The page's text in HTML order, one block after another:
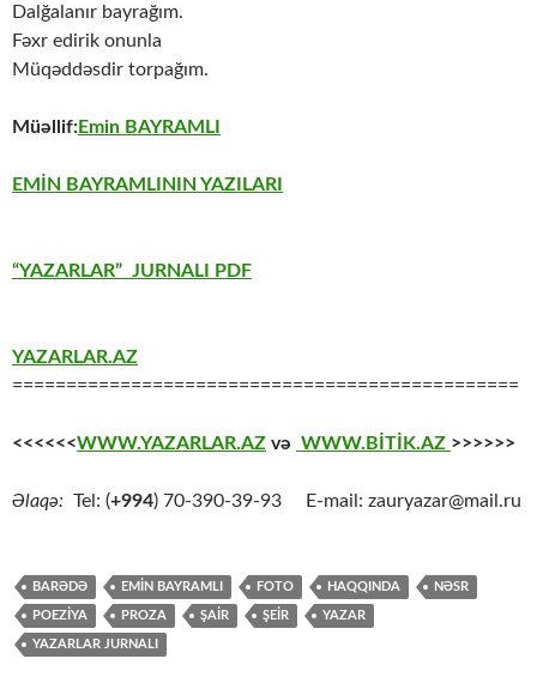
Dalğalanır bayrağım.
Fəxr edirik onunla
Müqəddəsdir torpağım.
Müəllif:Emin BAYRAMLI
EMİN BAYRAMLININ YAZILARI
“YAZARLAR” JURNALI PDF
YAZARLAR.AZ
===============================================
<<<<<<WWW.YAZARLAR.AZ və WWW.BİTİK.AZ >>>>>>
Əlaqə: Tel: (+994) 70-390-39-93 E-mail: zauryazar@mail.ru
BARƏDƏ EMIN BAYRAMLI FOTO HAQQINDA NƏSR
POEZİYA PROZA ŞAİR ŞEİR YAZAR
YAZARLAR JURNALI